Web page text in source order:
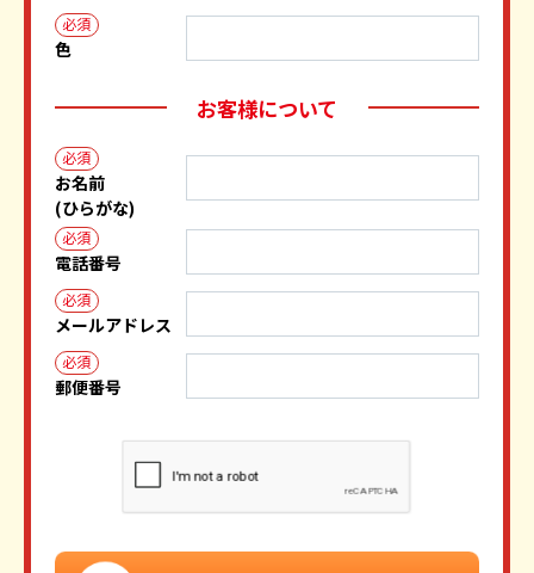
必須
色
お客様について
必須
お名前
(ひらがな)
必須
電話番号
必須
メールアドレス
必須
郵便番号